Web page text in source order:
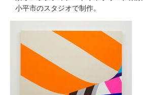
小平市のスタジオで制作。